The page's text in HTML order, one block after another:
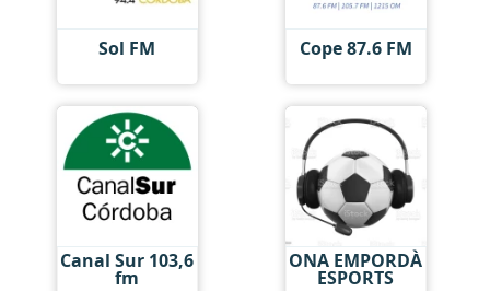
Sol FM Cope 87.6 FM
Canal Sur 103,6
fm
ONA EMPORDÀ
ESPORTS